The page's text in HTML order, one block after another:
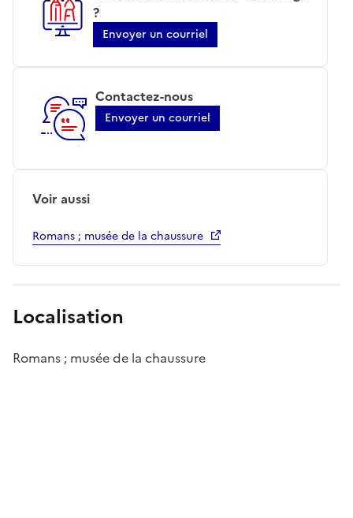
?
Envoyer un courriel
Contactez-nous
Envoyer un courriel
Voir aussi
Romans ; musée de la chaussure
Localisation
Romans ; musée de la chaussure